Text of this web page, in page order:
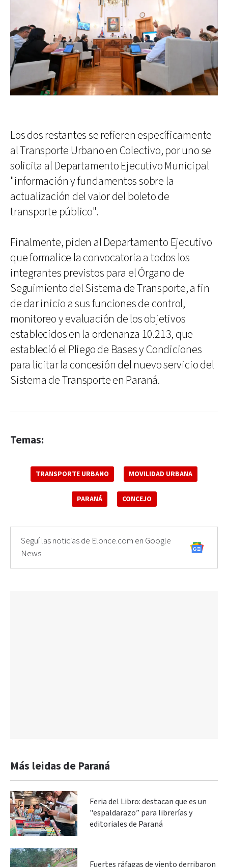
Los dos restantes se refieren específicamente
al Transporte Urbano en Colectivo, por uno se
solicita al Departamento Ejecutivo Municipal
"información y fundamentos sobre la
actualización del valor del boleto de
transporte público".
Finalmente, piden al Departamento Ejecutivo
que formalice la convocatoria a todos los
integrantes previstos para el Órgano de
Seguimiento del Sistema de Transporte, a fin
de dar inicio a sus funciones de control,
monitoreo y evaluación de los objetivos
establecidos en la ordenanza 10.213, que
estableció el Pliego de Bases y Condiciones
para licitar la concesión del nuevo servicio del
Sistema de Transporte en Paraná.
Temas:
TRANSPORTE URBANO MOVILIDAD URBANA
PARANÁ CONCEJO
Seguí las noticias de Elonce.com en Google
News
Más leidas de Paraná
Feria del Libro: destacan que es un
"espaldarazo” para librerías y
editoriales de Paraná
Fuertes ráfagas de viento derribaron